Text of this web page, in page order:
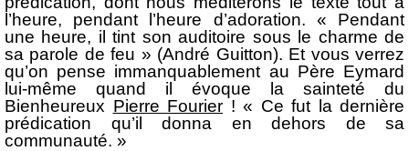
l’heure, pendant l’heure d’adoration. « Pendant
une heure, il tint son auditoire sous le charme de
sa parole de feu » (André Guitton). Et vous verrez
qu’on pense immanquablement au Père Eymard
lui-même quand il évoque la sainteté du
Bienheureux Pierre Fourier ! « Ce fut la dernière
prédication qu’il donna en dehors de sa
communauté. »